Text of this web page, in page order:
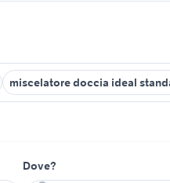
miscelatore doccia ideal
Dove?